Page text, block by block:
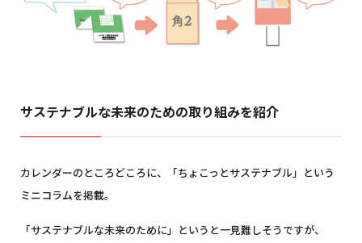
サステナブルな未来のための取り組みを紹介
カレンダーのところどころに、「ちょこっとサステナブル」という
ミニコラムを掲載。
「サステナブルな未来のために」というと一見難しそうですが、